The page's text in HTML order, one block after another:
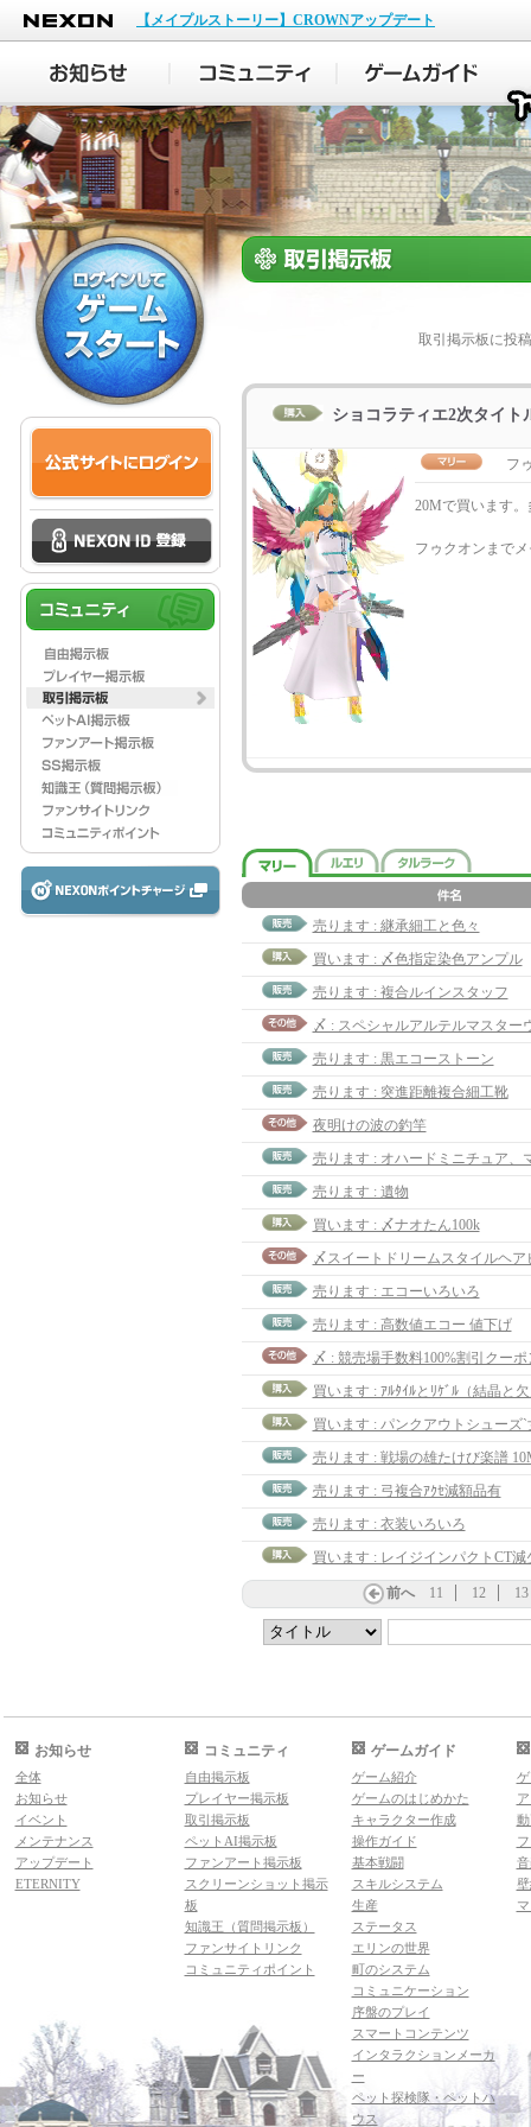
NEXON
【メイプルストーリー】CROWNアップデート
取引掲示板に投
ショコラティエ2次タイト
フ
20Mで買います
フゥクオンまで
売ります : 継承細工と色々
買います : 〆色指定染色アンプル
売ります : 複合ルインスタッフ
売ります : 黒エコーストーン
売ります : 突進距離複合細工靴
夜明けの波の釣竿
売ります : オハードミニチュア、
売ります : 遺物
買います : 〆ナオたん100k
売ります : エコーいろいろ
売ります : 高数値エコー 値下げ
〆 : 競売場手数料100%割引クーポ
買います : ｱﾙﾀｲﾙとﾘｹﾞﾙ（結晶と
買います : パンクアウトシューズ
売ります : 戦場の雄たけび楽譜
売ります : 弓複合ｱｸｾ減額品有
売ります : 衣装いろいろ
買います : レイジインパクトCT減
前へ 11 12 13
お知らせ
全体
お知らせ
イベント
メンテナンス
アップデート
ETERNITY
コミュニティ
自由掲示板
プレイヤー掲示板
取引掲示板
ペットAI掲示板
ファンアート掲示板
スクリーンショット掲示
板
知識王（質問掲示板）
ファンサイトリンク
コミュニティポイント
ゲームガイド
ゲーム紹介
ゲームのはじめかた
キャラクター作成
操作ガイド
基本戦闘
スキルシステム
生産
ステータス
エリンの世界
町のシステム
コミュニケーション
序盤のプレイ
スマートコンテンツ
インタラクションメーカ
ー
ペット探検隊・ペットハ
ウス